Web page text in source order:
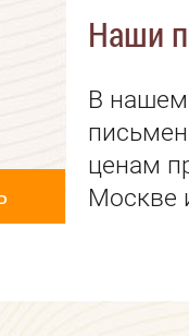
Наши
В нашем
ценам
Москве